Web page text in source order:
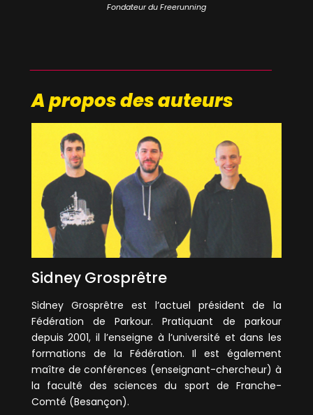
Fondateur du Freerunning
A propos des auteurs
Sidney Grosprêtre
Sidney Grosprêtre est l’actuel président de la
Fédération de Parkour. Pratiquant de parkour
depuis 2001, il l’enseigne à l’université et dans les
formations de la Fédération. Il est également
maître de conférences (enseignant-chercheur) à
la faculté des sciences du sport de Franche-
Comté (Besançon).